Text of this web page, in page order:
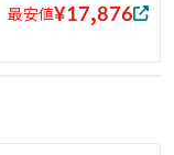
最安値¥17,876